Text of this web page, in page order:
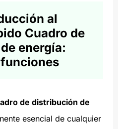
al
Cuadro de
energía:
de distribución de
esencial de cualquier